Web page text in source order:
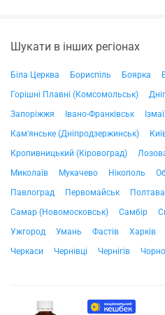
Шукати в інших регіонах
Біла Церква Бориспіль Боярка
Горішні Плавні (Комсомольськ)
Запоріжжя
Івано-Франківськ
Кам'янське (Дніпродзержинськ)
Кропивницький (Кіровоград)
Миколаїв
Мукачево Нікополь
Павлоград
Первомайськ Полтава
Самар (Новомосковськ)
Самбір
Ужгород
Умань Фастів Харків
Черкаси
Чернівці Чернігів